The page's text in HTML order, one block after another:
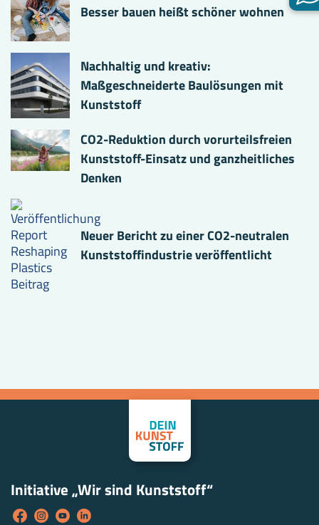
Besser bauen heißt schöner wohnen
Nachhaltig und kreativ:
Maßgeschneiderte Baulösungen mit
Kunststoff
CO2-Reduktion durch vorurteilsfreien
Kunststoff-Einsatz und ganzheitliches
Denken
Neuer Bericht zu einer CO2-neutralen
Kunststoffindustrie veröffentlicht
Initiative „Wir sind Kunststoff“